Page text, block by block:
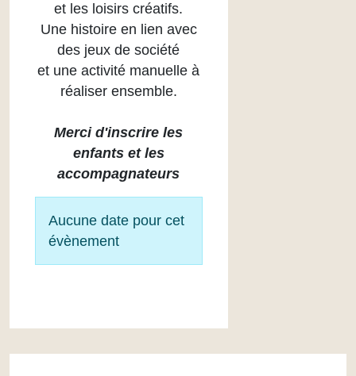
et les loisirs créatifs.
Une histoire en lien avec
des jeux de société
et une activité manuelle à
réaliser ensemble.
Merci d'inscrire les
enfants et les
accompagnateurs
Info
Aucune date pour cet
évènement